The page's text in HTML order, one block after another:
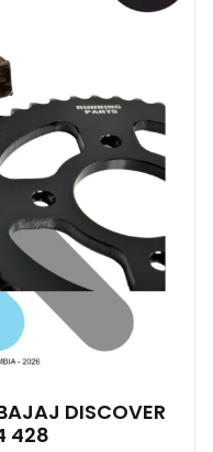
DISCOVER
428